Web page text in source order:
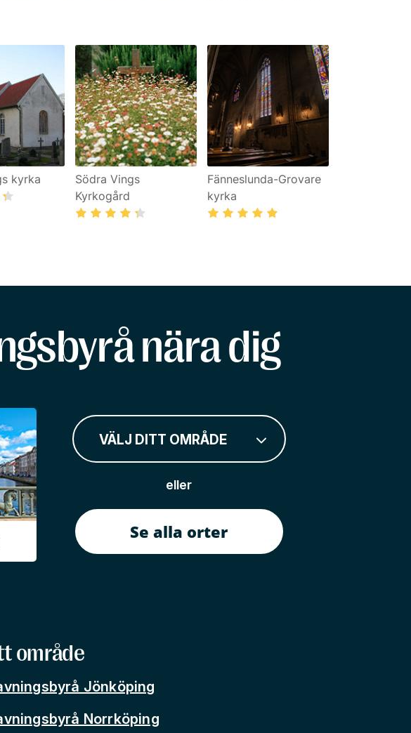
kyrka
Södra Vings
Kyrkogård
Fänneslunda-Grovare
kyrka
nära dig
VÄLJ DITT OMRÅDE
eller
Se alla orter
område
Jönköping
Norrköping